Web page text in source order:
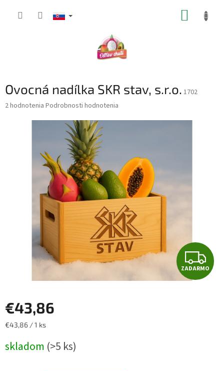
Ovocná nadílka SKR stav, s.r.o. 1702
Priemerné
2 hodnotenia Podrobnosti hodnotenia
Z
A
ZADARMO
€43,86
Jednotková
€43,86 / 1 ks
skladom (>5 ks)